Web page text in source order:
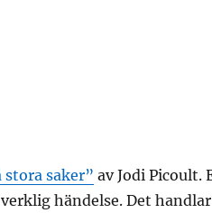
stora saker” av Jodi Picoult.
händelse. Det